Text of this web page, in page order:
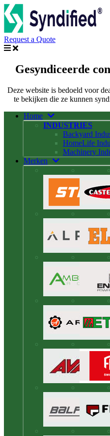
Request a Quote
Gesyndiceerde
Deze website is bedoeld voor
te bekijken die ze kunnen
Home
INDUSTRIES
Backyard
HomeLife
Machinery
Merken